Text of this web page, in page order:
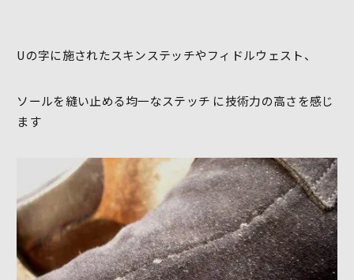
Uの字に施されたスキンステッチやフィドルウェスト、
ソールを縫い止める均一なステッチ に技術力の高さを感じ
ます